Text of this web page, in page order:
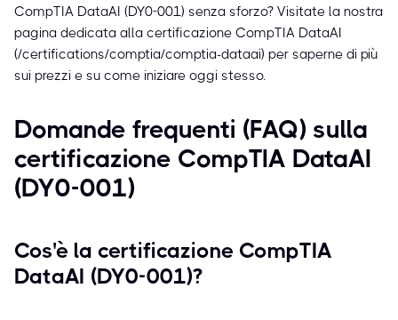
CompTIA DataAI (DY0-001) senza sforzo? Visitate la nostra
pagina dedicata alla certificazione CompTIA DataAI
(/certifications/comptia/comptia-dataai) per saperne di più
sui prezzi e su come iniziare oggi stesso.
Domande frequenti (FAQ) sulla
certificazione CompTIA DataAI
(DY0-001)
Cos'è la certificazione CompTIA
DataAI (DY0-001)?